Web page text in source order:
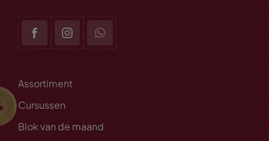
Assortiment
Cursussen
Blok van de maand